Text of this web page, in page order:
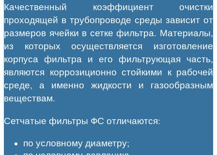
Качественный коэффициент очистки
проходящей в трубопроводе среды зависит от
размеров ячейки в сетке фильтра. Материалы,
из которых осуществляется изготовление
корпуса фильтра и его фильтрующая часть,
являются коррозиционно стойкими к рабочей
среде, а именно жидкости и газообразным
веществам.
Сетчатые фильтры ФС отличаются:
по условному диаметру;